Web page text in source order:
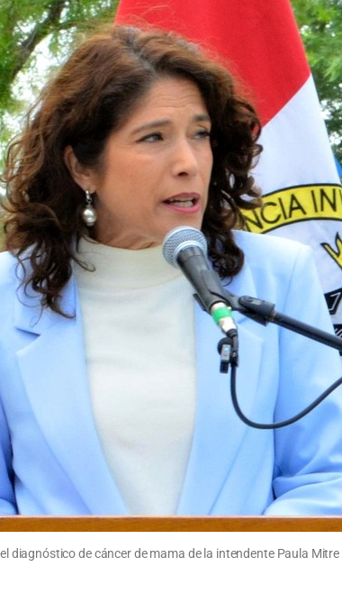
diagnóstico de cáncer de mama de la intendente Paula Mitre